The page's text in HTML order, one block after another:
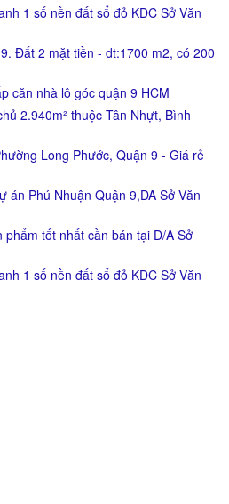
1 số nền đất sổ đỏ KDC Sở Văn
Đất 2 mặt tiền - dt:1700 m2, có 200
căn nhà lô góc quận 9 HCM
2.940m² thuộc Tân Nhựt, Bình
Long Phước, Quận 9 - Giá rẻ
án Phú Nhuận Quận 9,DA Sở Văn
tốt nhất cần bán tại D/A Sở
1 số nền đất sổ đỏ KDC Sở Văn